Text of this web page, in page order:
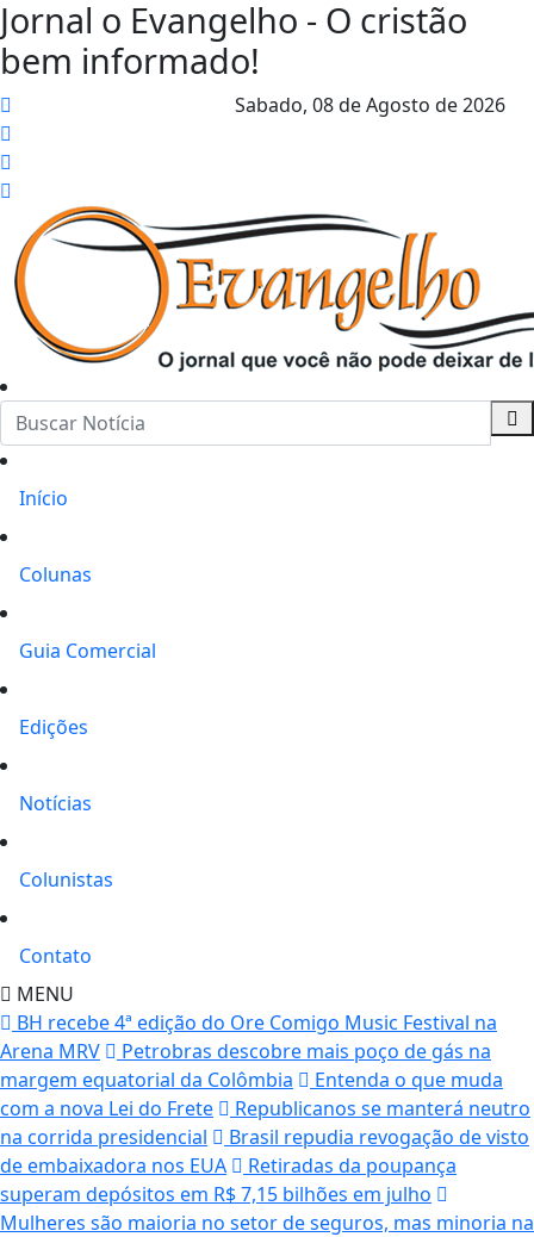
Jornal o Evangelho - O cristão
bem informado!
Sabado, 08 de Agosto de 2026
Início
Colunas
Guia Comercial
Edições
Notícias
Colunistas
Contato
MENU
BH recebe 4ª edição do Ore Comigo Music Festival na
Arena MRV
Petrobras descobre mais poço de gás na
margem equatorial da Colômbia
Entenda o que muda
com a nova Lei do Frete
Republicanos se manterá neutro
na corrida presidencial
Brasil repudia revogação de visto
de embaixadora nos EUA
Retiradas da poupança
superam depósitos em R$ 7,15 bilhões em julho
Mulheres são maioria no setor de seguros, mas minoria na